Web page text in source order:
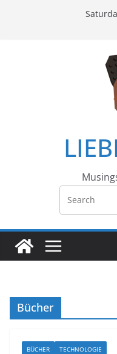
Bücher
BÜCHER TECHNOLOGIE